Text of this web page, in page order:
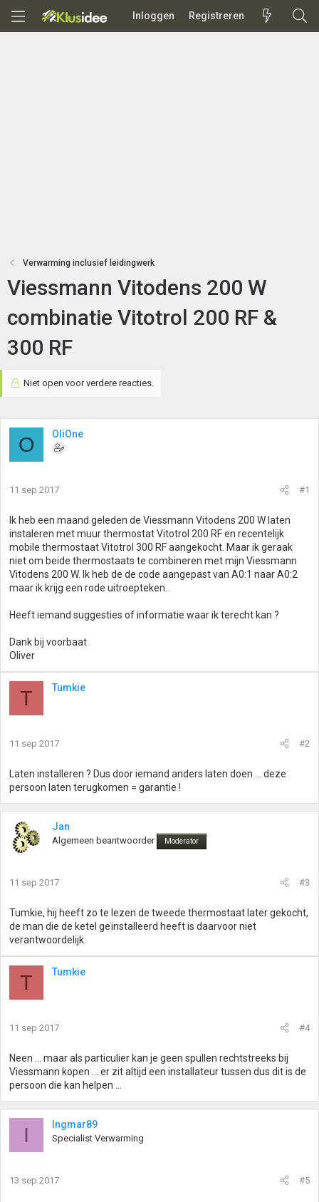
Inloggen Registreren
Verwarming inclusief leidingwerk
Viessmann Vitodens 200 W
combinatie Vitotrol 200 RF &
300 RF
Niet open voor verdere reacties.
O OliOne
11 sep 2017 #1
Ik heb een maand geleden de Viessmann Vitodens 200 W laten
instaleren met muur thermostat Vitotrol 200 RF en recentelijk
mobile thermostaat Vitotrol 300 RF aangekocht. Maar ik geraak
niet om beide thermostaats te combineren met mijn Viessmann
Vitodens 200 W. Ik heb de de code aangepast van A0:1 naar A0:2
maar ik krijg een rode uitroepteken.
Heeft iemand suggesties of informatie waar ik terecht kan ?
Dank bij voorbaat
Oliver
T Tumkie
11 sep 2017 #2
Laten installeren ? Dus door iemand anders laten doen ... deze
persoon laten terugkomen = garantie !
Jan
Algemeen beantwoorder Moderator
11 sep 2017 #3
Tumkie, hij heeft zo te lezen de tweede thermostaat later gekocht,
de man die de ketel geïnstalleerd heeft is daarvoor niet
verantwoordelijk.
T Tumkie
11 sep 2017 #4
Neen ... maar als particulier kan je geen spullen rechtstreeks bij
Viessmann kopen ... er zit altijd een installateur tussen dus dit is de
persoon die kan helpen ...
I Ingmar89
Specialist Verwarming
13 sep 2017 #5